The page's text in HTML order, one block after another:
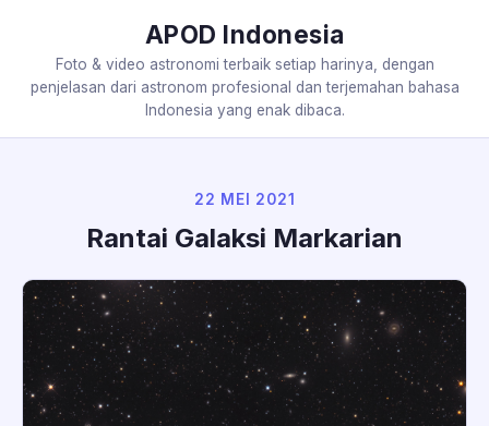
APOD Indonesia
Foto & video astronomi terbaik setiap harinya, dengan
penjelasan dari astronom profesional dan terjemahan bahasa
Indonesia yang enak dibaca.
22 MEI 2021
Rantai Galaksi Markarian